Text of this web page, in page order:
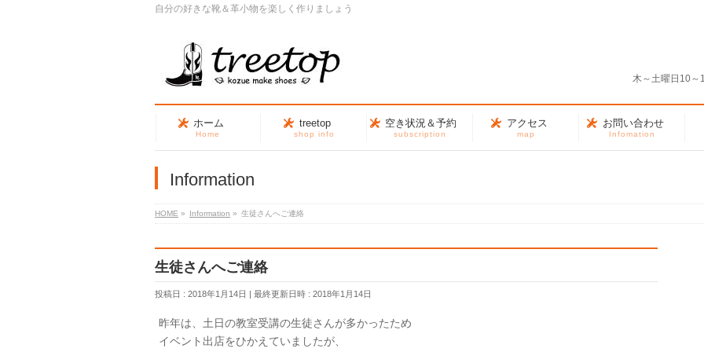
自分の好きな靴＆革小物を楽しく作りましょう
木～土曜日10
ホーム
Home
treetop
shop info
空き状況＆予約
subscription
アクセス
map
お問い合わせ
Infomation
Information
HOME » Information » 生徒さんへご連絡
生徒さんへご連絡
投稿日 : 2018年1月14日 最終更新日時 : 2018年1月14日
昨年は、土日の教室受講の生徒さんが多かったため
イベント出店をひかえていましたが、